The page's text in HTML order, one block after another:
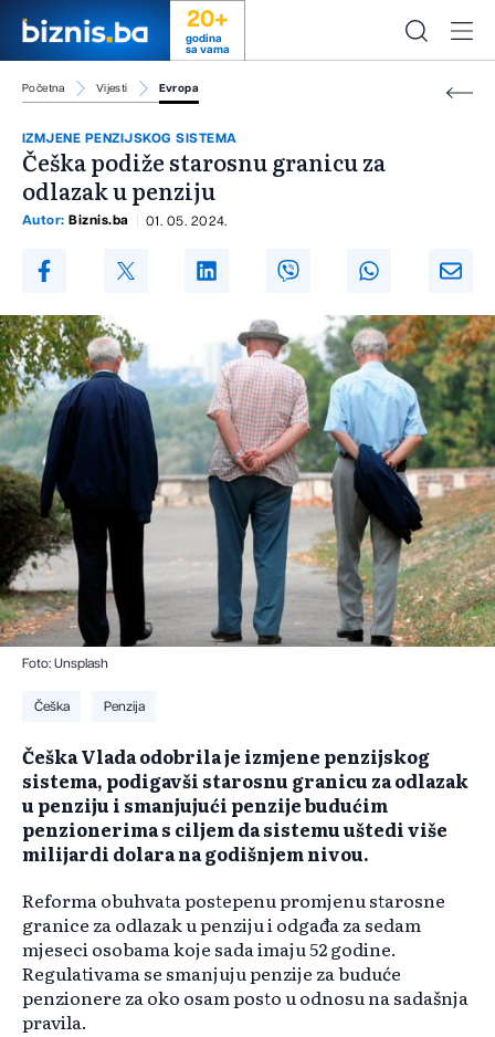
20+
godina
sa vama
Početna Vijesti Evropa
IZMJENE PENZIJSKOG SISTEMA
Češka podiže starosnu granicu za
odlazak u penziju
Autor: Biznis.ba 01. 05. 2024.
Foto: Unsplash
Češka Penzija
Češka Vlada odobrila je izmjene penzijskog
sistema, podigavši starosnu granicu za odlazak
u penziju i smanjujući penzije budućim
penzionerima s ciljem da sistemu uštedi više
milijardi dolara na godišnjem nivou.
Reforma obuhvata postepenu promjenu starosne
granice za odlazak u penziju i odgađa za sedam
mjeseci osobama koje sada imaju 52 godine.
Regulativama se smanjuju penzije za buduće
penzionere za oko osam posto u odnosu na sadašnja
pravila.